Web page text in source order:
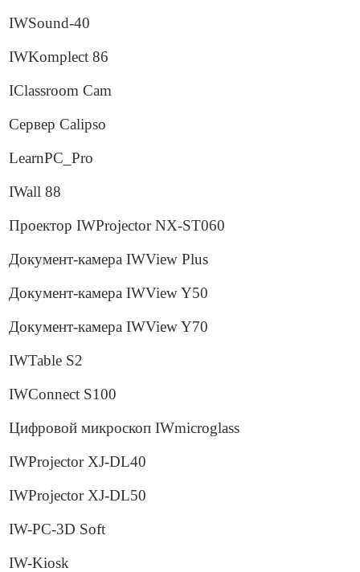
IWSound-40
IWKomplect 86
IClassroom Cam
Сервер Calipso
LearnPC_Pro
IWall 88
Проектор IWProjector NX-ST060
Документ-камера IWView Plus
Документ-камера IWView Y50
Документ-камера IWView Y70
IWTable S2
IWConnect S100
Цифровой микроскоп IWmicroglass
IWProjector XJ-DL40
IWProjector XJ-DL50
IW-PC-3D Soft
IW-Kiosk